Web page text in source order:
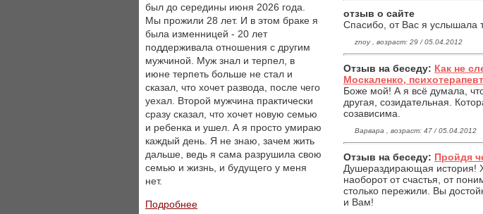
отзыв о сайте
Спасибо, от Вас я услышала
znoy , возраст: 29 / 05.04.2012
Отзыв на беседу: Как не
Москаленко,
Боже мой! А я всё думала,
другая, созидательная.
созависима.
Варвара , возраст: 47 / 05.04.2012
Отзыв на беседу: Пройдя
Душераздирающая история!
наоборот от счастья, от
столько пережили. Вы
и Вам!
был до середины июня 2026 года.
Мы прожили 28 лет. И в этом браке я
была изменницей - 20 лет
поддерживала отношения с другим
мужчиной. Муж знал и терпел, в
июне терпеть больше не стал и
сказал, что хочет развода, после чего
уехал. Второй мужчина практически
сразу сказал, что хочет новую семью
и ребенка и ушел. А я просто умираю
каждый день. Я не знаю, зачем жить
дальше, ведь я сама разрушила свою
семью и жизнь, и будущего у меня
нет.
Подробнее